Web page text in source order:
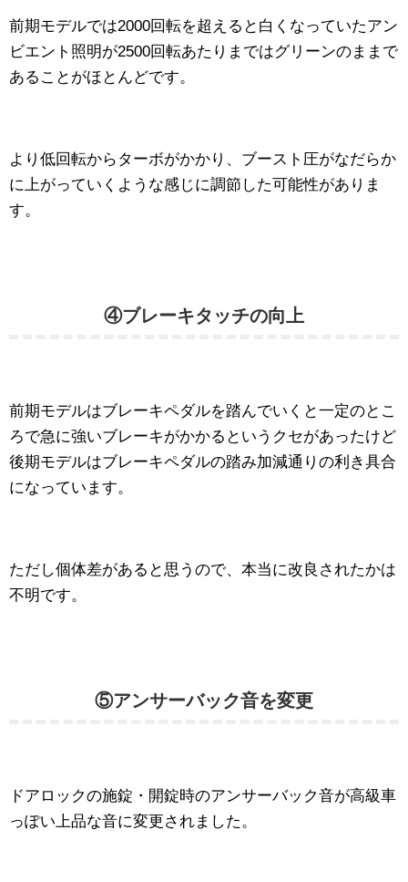
前期モデルでは2000回転を超えると白くなっていたアン
ビエント照明が2500回転あたりまではグリーンのままで
あることがほとんどです。
より低回転からターボがかかり、ブースト圧がなだらか
に上がっていくような感じに調節した可能性がありま
す。
④ブレーキタッチの向上
前期モデルはブレーキペダルを踏んでいくと一定のとこ
ろで急に強いブレーキがかかるというクセがあったけど
後期モデルはブレーキペダルの踏み加減通りの利き具合
になっています。
ただし個体差があると思うので、本当に改良されたかは
不明です。
⑤アンサーバック音を変更
ドアロックの施錠・開錠時のアンサーバック音が高級車
っぽい上品な音に変更されました。